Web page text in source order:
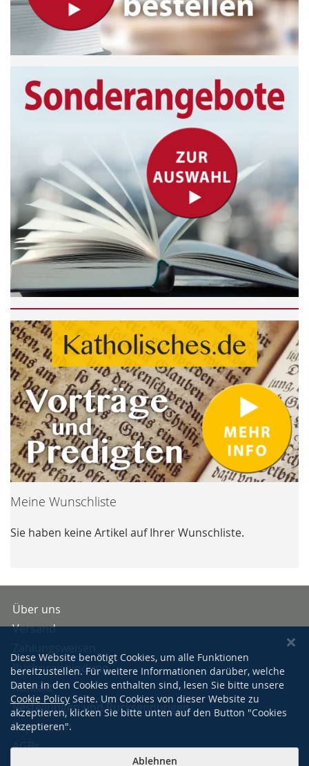
Meine Wunschliste
Sie haben keine Artikel auf Ihrer Wunschliste.
Über uns
Versand
Buchpreisbindung
Kontakt
Bestellungen und Rücksendungen
Impressum
AGBs
Diese Website benötigt Cookies, um alle Funktionen
bereitzustellen. Für weitere Informationen darüber, welche
Daten in den Cookies enthalten sind, lesen Sie bitte unsere
Cookie Policy Seite. Um Cookies von dieser Website zu
akzeptieren, klicken Sie bitte unten auf den Button "Cookies
akzeptieren".
Ablehnen